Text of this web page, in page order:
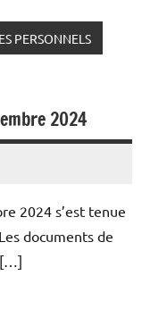
PERSONNELS
2024
2024 s’est tenue
documents de
[…]